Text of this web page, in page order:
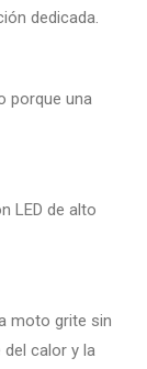
dedicada.
porque una
LED de alto
moto grite sin
calor y la